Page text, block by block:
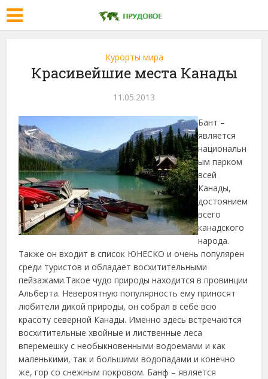
Курорты мира
Красивейшие места Канады
11.05.2013
Бант –
является
национальн
ым парком
всей
Канады,
достоянием
всего
канадского
народа.
Также он входит в список ЮНЕСКО и очень популярен
среди туристов и обладает восхитительными
пейзажами.Такое чудо природы находится в провинции
Альберта. Невероятную популярность ему приносят
любители дикой природы, он собрал в себе всю
красоту северной Канады. Именно здесь встречаются
восхитительные хвойные и лиственные леса
вперемешку с необыкновенными водоемами и как
маленькими, так и большими водопадами и конечно
же, гор со снежным покровом. Банф – является